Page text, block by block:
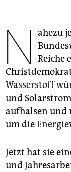
genossenschaft
epaper login
N ahezu
Reiche
Wasserstoff
und
aufhalsen und
um die
Jetzt hat sie
und